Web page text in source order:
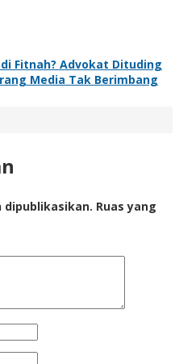
Fitnah? Advokat Dituding
Media Tak Berimbang
Ruas yang